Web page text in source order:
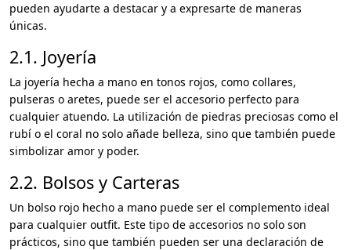
pueden ayudarte a destacar y a expresarte de maneras
únicas.
2.1. Joyería
La joyería hecha a mano en tonos rojos, como collares,
pulseras o aretes, puede ser el accesorio perfecto para
cualquier atuendo. La utilización de piedras preciosas como el
rubí o el coral no solo añade belleza, sino que también puede
simbolizar amor y poder.
2.2. Bolsos y Carteras
Un bolso rojo hecho a mano puede ser el complemento ideal
para cualquier outfit. Este tipo de accesorios no solo son
prácticos, sino que también pueden ser una declaración de